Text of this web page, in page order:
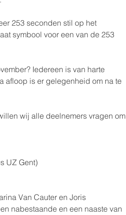
symbool voor een van de 253
Iedereen is van harte
afloop is er gelegenheid om na te
wij alle deelnemers vragen om
UZ Gent)
Van Cauter en Joris
nabestaande en een naaste van